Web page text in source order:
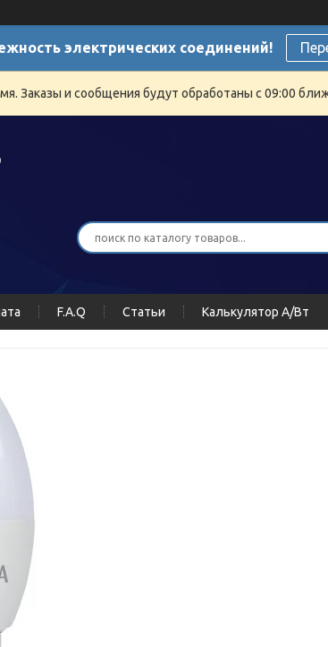
электрических соединений!
Заказы и сообщения будут обработаны с 09:00
F.A.Q Статьи Калькулятор А/Вт